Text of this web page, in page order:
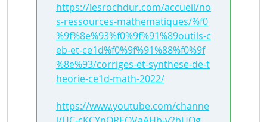
https://lesrochdur.com/accueil/no
s-ressources-mathematiques/%f0
%9f%8e%93%f0%9f%91%89outils-c
eb-et-ce1d%f0%9f%91%88%f0%9f
%8e%93/corriges-et-synthese-de-t
heorie-ce1d-math-2022/
https://www.youtube.com/channe